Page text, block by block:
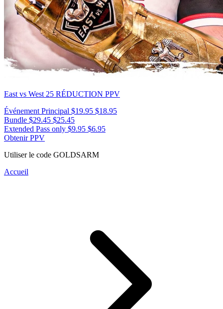
East vs West 25 RÉDUCTION PPV
Événement Principal $19.95 $18.95
Bundle $29.45 $25.45
Extended Pass only $9.95 $6.95
Obtenir PPV
Utiliser le code GOLDSARM
Accueil